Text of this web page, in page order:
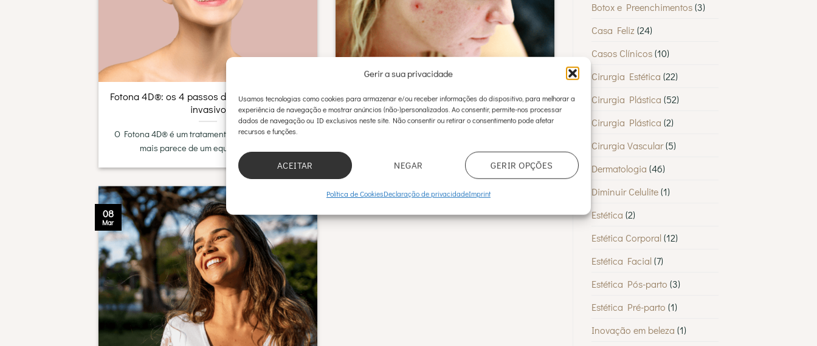
Gerir a sua privacidade
Usamos tecnologias como cookies para armazenar e/ou receber informações do dispositivo, para melhorar a
experiência de navegação e mostrar anúncios (não-)personalizados. Ao consentir, permite-nos processar
dados de navegação ou ID exclusivos neste site. Não consentir ou retirar o consentimento pode afetar
recursos e funções.
ACEITAR NEGAR GERIR OPÇÕES
Política de CookiesDeclaração de privacidadeImprint
Fotona 4D®: os 4 passos do lifting facial não-
invasivo
O Fotona 4D® é um tratamento com um nome que
mais parece de um equipamento,[...]
Tratar o acne: das borbulhas às cicatrizes
Tratar o acne é o sonho de vários adolescentes, assim
08
Mar
Botox e Preenchimentos(3)
Casa Feliz (24)
Casos Clínicos(10)
Cirurgia Estética (22)
Cirurgia Plástica (52)
Cirurgia Plástica (2)
Cirurgia Vascular(5)
Dermatologia (46)
Diminuir Celulite(1)
Estética (2)
Estética Corporal(12)
Estética Facial(7)
Estética Pós-parto (3)
Estética Pré-parto (1)
Inovação em beleza (1)